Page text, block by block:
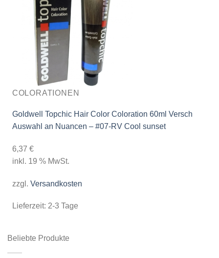
COLORATIONEN
Goldwell Topchic Hair Color Coloration 60ml Versch
Auswahl an Nuancen – #07-RV Cool sunset
6,37 €
inkl. 19 % MwSt.
zzgl. Versandkosten
Lieferzeit: 2-3 Tage
Beliebte Produkte